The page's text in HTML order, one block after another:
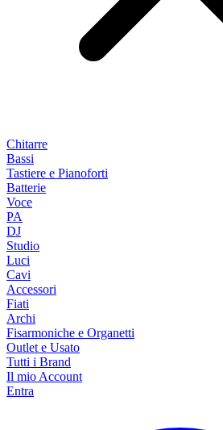
Chitarre
Bassi
Tastiere e Pianoforti
Batterie
Voce
PA
DJ
Studio
Luci
Cavi
Accessori
Fiati
Archi
Fisarmoniche e Organetti
Outlet e Usato
Tutti i Brand
Il mio Account
Entra